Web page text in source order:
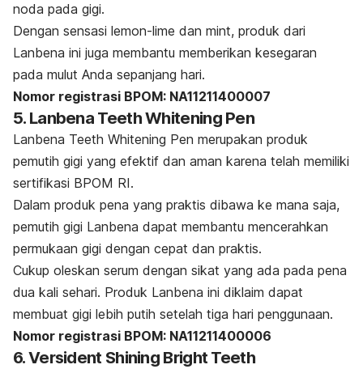
noda pada gigi.
Dengan sensasi lemon-lime dan mint, produk dari
Lanbena ini juga membantu memberikan kesegaran
pada mulut Anda sepanjang hari.
Nomor registrasi BPOM: NA11211400007
5. Lanbena Teeth Whitening Pen
Lanbena Teeth Whitening Pen merupakan produk
pemutih gigi yang efektif dan aman karena telah memiliki
sertifikasi BPOM RI.
Dalam produk pena yang praktis dibawa ke mana saja,
pemutih gigi Lanbena dapat membantu mencerahkan
permukaan gigi dengan cepat dan praktis.
Cukup oleskan serum dengan sikat yang ada pada pena
dua kali sehari. Produk Lanbena ini diklaim dapat
membuat gigi lebih putih setelah tiga hari penggunaan.
Nomor registrasi BPOM: NA11211400006
6. Versident Shining Bright Teeth